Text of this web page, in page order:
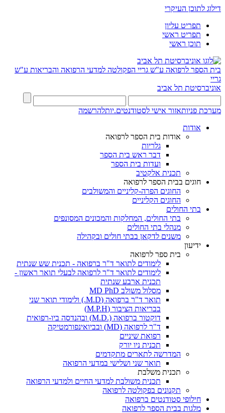
דילוג לתוכן העיקרי
תפריט עליון
תפריט ראשי
תוכן ראשי
בית הספר לרפואה ע"ש גריי הפקולטה למדעי הרפואה והבריאות ע"ש
גריי
אוניברסיטת תל אביב
מערכת פניותאזור אישי לסטודנטים.יותלהרשמה
אודות
אודות בית הספר לרפואה
גלריות
דבר ראש בית הספר
ועדות בית הספר
תכנית אלקטיב
חוגים בבית הספר לרפואה
החוגים הפרה-קליניים והמשולבים
החוגים הקליניים
בתי החולים
בתי החולים, המחלקות והמכונים המסונפים
מנהלי בתי החולים
משנים לדקאן בבתי חולים ובקהילה
ידיעון
בית ספר לרפואה
לימודים לתואר ד"ר ברפואה - תכנית שש שנתית
לימודים לתואר ד"ר לרפואה לבעלי תואר ראשון -
תכנית ארבע שנתית
מסלול משולב MD PhD
תואר ד"ר ברפואה (M.D.) ולימודי תואר שני
בבריאות הציבור (M.P.H)
דוקטור ברפואה (.M.D) ובהנדסה ביו-רפואית
ד"ר לרפואה (MD) ובביואינפורמטיקה
רפואת שיניים
תכנית ניו יורק
המדרשה לתארים מתקדמים
תואר שני ושלישי במדעי הרפואה
תכנית משלבת
תכנית משולבת למדעי החיים ולמדעי הרפואה
תקנונים בפקולטה לרפואה
חילופי סטודנטים ברפואה
מלגות בבית הספר לרפואה